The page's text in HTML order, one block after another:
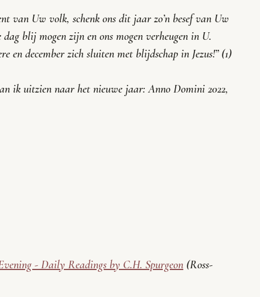
van Uw volk, schenk ons dit jaar zo’n besef van Uw
blij mogen zijn en ons mogen verheugen in U.
en december zich sluiten met blijdschap in Jezus!” (1)
ik uitzien naar het nieuwe jaar: Anno Domini 2022,
- Daily Readings by C.H. Spurgeon (Ross-